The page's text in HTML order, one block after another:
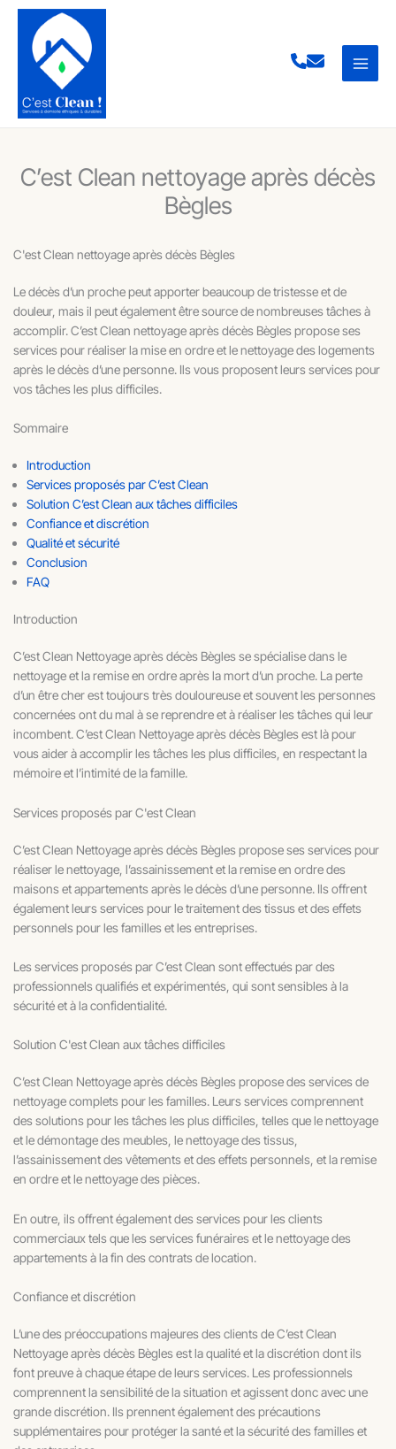
Aller
contenu
C’est Clean nettoyage après décès
Bègles
C'est Clean nettoyage après décès Bègles
Le décès d’un proche peut apporter beaucoup de tristesse et de
douleur, mais il peut également être source de nombreuses tâches à
accomplir. C’est Clean nettoyage après décès Bègles propose ses
services pour réaliser la mise en ordre et le nettoyage des logements
après le décès d’une personne. Ils vous proposent leurs services pour
vos tâches les plus difficiles.
Sommaire
Introduction
Services proposés par C’est Clean
Solution C’est Clean aux tâches difficiles
Confiance et discrétion
Qualité et sécurité
Conclusion
FAQ
Introduction
C’est Clean Nettoyage après décès Bègles se spécialise dans le
nettoyage et la remise en ordre après la mort d’un proche. La perte
d’un être cher est toujours très douloureuse et souvent les personnes
concernées ont du mal à se reprendre et à réaliser les tâches qui leur
incombent. C’est Clean Nettoyage après décès Bègles est là pour
vous aider à accomplir les tâches les plus difficiles, en respectant la
mémoire et l’intimité de la famille.
Services proposés par C'est Clean
C’est Clean Nettoyage après décès Bègles propose ses services pour
réaliser le nettoyage, l’assainissement et la remise en ordre des
maisons et appartements après le décès d’une personne. Ils offrent
également leurs services pour le traitement des tissus et des effets
personnels pour les familles et les entreprises.
Les services proposés par C’est Clean sont effectués par des
professionnels qualifiés et expérimentés, qui sont sensibles à la
sécurité et à la confidentialité.
Solution C'est Clean aux tâches difficiles
C’est Clean Nettoyage après décès Bègles propose des services de
nettoyage complets pour les familles. Leurs services comprennent
des solutions pour les tâches les plus difficiles, telles que le nettoyage
et le démontage des meubles, le nettoyage des tissus,
l’assainissement des vêtements et des effets personnels, et la remise
en ordre et le nettoyage des pièces.
En outre, ils offrent également des services pour les clients
commerciaux tels que les services funéraires et le nettoyage des
appartements à la fin des contrats de location.
Confiance et discrétion
L’une des préoccupations majeures des clients de C’est Clean
Nettoyage après décès Bègles est la qualité et la discrétion dont ils
font preuve à chaque étape de leurs services. Les professionnels
comprennent la sensibilité de la situation et agissent donc avec une
grande discrétion. Ils prennent également des précautions
supplémentaires pour protéger la santé et la sécurité des familles et